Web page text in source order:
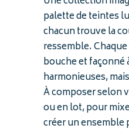
palette de teintes
chacun trouve la
ressemble.
bouche et façonné
harmonieuses,
À composer selon
ou en lot, pour
créer un